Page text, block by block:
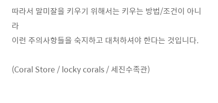
따라서 말미잘을 키우기 위해서는 키우는 방법/조건이 아니
라
이런 주의사항들을 숙지하고 대처하셔야 한다는 것입니다.
(Coral Store / locky corals / 세진수족관)